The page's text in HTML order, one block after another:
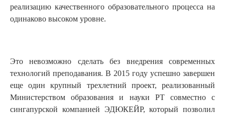
реализацию качественного образовательного процесса на
одинаково высоком уровне.
Это невозможно сделать без внедрения современных
технологий преподавания. В 2015 году успешно завершен
еще один крупный трехлетний проект, реализованный
Министерством образования и науки РТ совместно с
сингапурской компанией ЭДЮКЕЙР, который позволил